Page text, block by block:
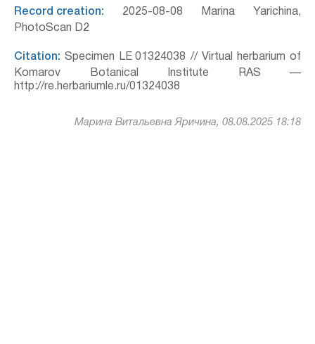
Record creation: 2025-08-08 Marina Yarichina,
PhotoScan D2
Citation: Specimen LE 01324038 // Virtual herbarium of
Komarov Botanical Institute RAS —
http://re.herbariumle.ru/01324038
Марина Витальевна Яричина, 08.08.2025 18:18